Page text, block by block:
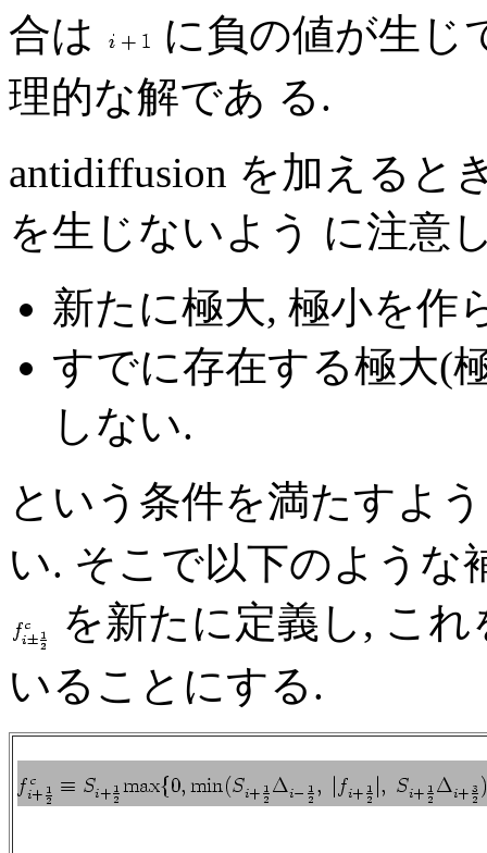
合は
に負の値が生じ
理的な解であ る.
antidiffusion を加えると
を生じないよう に注意
新たに極大, 極小を作
すでに存在する極大(
しない.
という条件を満たすよ
い. そこで以下のような
を新たに定義し, これ
いることにする.